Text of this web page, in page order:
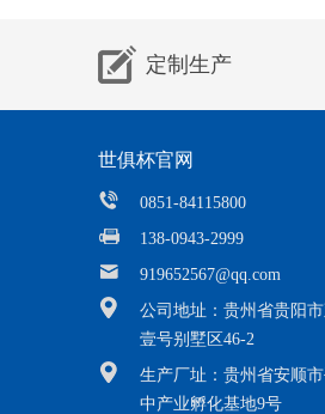
定制生产
世俱杯官网
0851-84115800
138-0943-2999
919652567@qq.com
公司地址：贵州省贵阳
壹号别墅区46-2
生产厂址：贵州省安顺
中产业孵化基地9号